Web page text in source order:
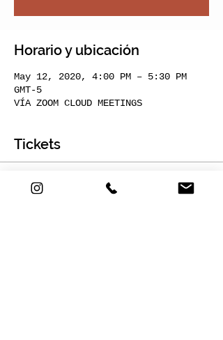
Horario y ubicación
May 12, 2020, 4:00 PM – 5:30 PM
GMT-5
VÍA ZOOM CLOUD MEETINGS
Tickets
Sale ended